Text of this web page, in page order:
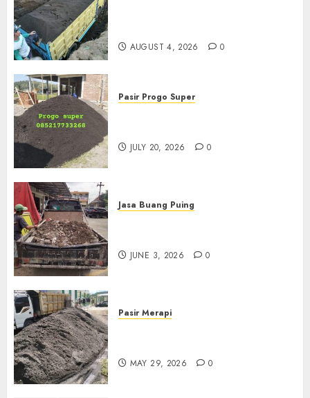
AUGUST 4, 2026 0
Pasir Progo Super
JULY 20, 2026 0
Jasa Buang Puing
JUNE 3, 2026 0
Pasir Merapi
MAY 29, 2026 0